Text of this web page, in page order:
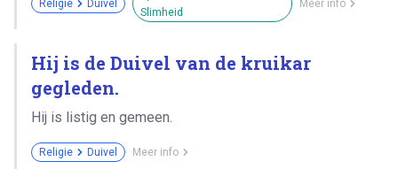
Religie Duivel
Slimheid
Meer info
Hij is de Duivel van de kruikar
gegleden.
Hij is listig en gemeen.
Religie Duivel Meer info